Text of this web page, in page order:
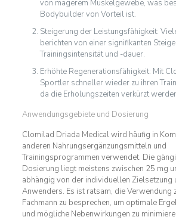
von magerem Muskelgewebe, was
Bodybuilder von Vorteil ist.
Steigerung der Leistungsfähigkeit:
berichten von einer signifikanten
Trainingsintensität und -dauer.
Erhöhte Regenerationsfähigkeit: Mit
Sportler schneller wieder zu ihren
da die Erholungszeiten verkürzt
Anwendungsgebiete und Dosierung
Clomilad Driada Medical wird häufig in
anderen Nahrungsergänzungsmitteln und
Trainingsprogrammen verwendet. Die
Dosierung liegt meistens zwischen 25 mg
abhängig von der individuellen Zielsetzung
Anwenders. Es ist ratsam, die Verwendung
Fachmann zu besprechen, um optimale
und mögliche Nebenwirkungen zu